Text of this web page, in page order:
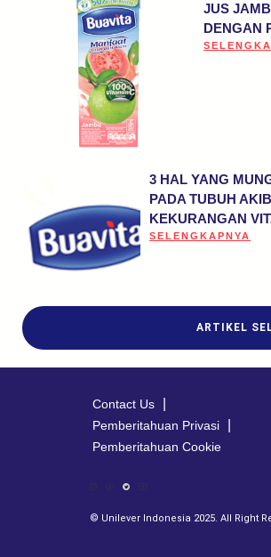
JUS
DENGAN
3 HAL YANG
PADA TUBUH
KEKURANGAN
DISCOVER MORE
SELENGKAPNYA
ARTIKEL
© Unilever Indonesia 2025. All Right
Contact Us
Pemberitahuan Privasi
Pemberitahuan Cookie